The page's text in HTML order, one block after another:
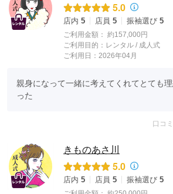
5.0
店内 5 店員 5 振袖選び 5
ご利用金額： 約157,000円
ご利用目的： レンタル / 成人式
ご利用日：2026年04月
親身になって一緒に考えてくれてとても
った
口コ
きものあさ川
5.0
店内 5 店員 5 振袖選び 5